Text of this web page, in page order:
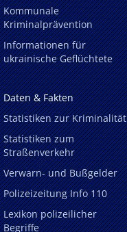
Kommunale
Kriminalprävention
Informationen für
ukrainische Geflüchtete
Daten & Fakten
Statistiken zur Kriminalität
Statistiken zum
Straßenverkehr
Verwarn- und Bußgelder
Polizeizeitung Info 110
Lexikon polizeilicher
Begriffe